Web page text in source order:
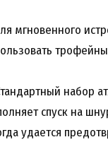
мгновенного
набор
спуск на
удается